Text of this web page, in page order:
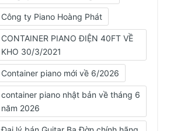
Công ty Piano Hoàng Phát
CONTAINER PIANO ĐIỆN 40FT VỀ
KHO 30/3/2021
Container piano mới về 6/2026
container piano nhật bản về tháng 6
năm 2026